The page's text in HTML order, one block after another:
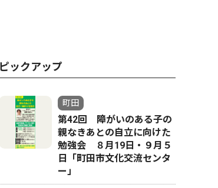
ピックアップ
町田
第42回 障がいのある子の
親なきあとの自立に向けた
勉強会 ８月19日・９月５
日「町田市文化交流センタ
ー」